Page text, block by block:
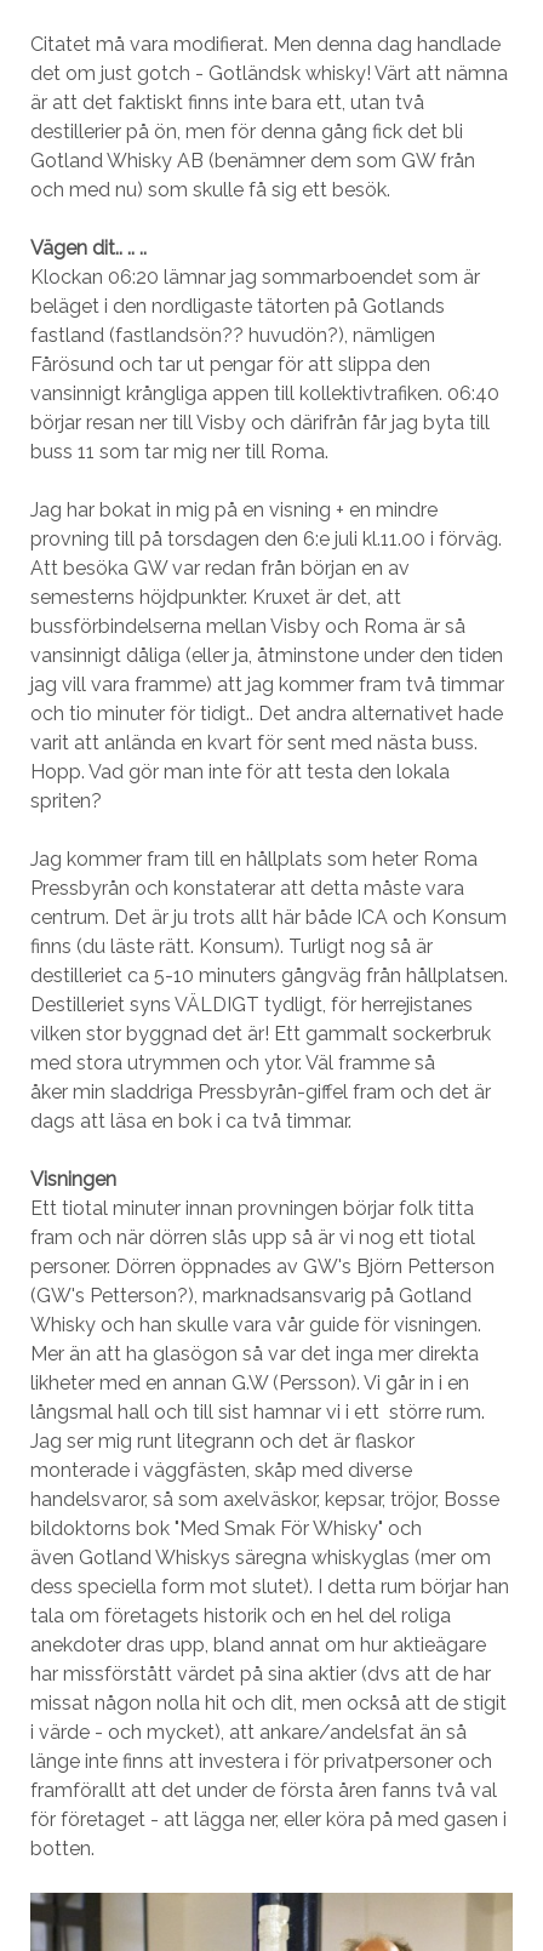
Citatet må vara modifierat. Men denna dag handlade
det om just gotch - Gotländsk whisky! Värt att nämna
är att det faktiskt finns inte bara ett, utan två
destillerier på ön, men för denna gång fick det bli
Gotland Whisky AB (benämner dem som GW från
och med nu) som skulle få sig ett besök.
Vägen dit.. .. ..
Klockan 06:20 lämnar jag sommarboendet som är
beläget i den nordligaste tätorten på Gotlands
fastland (fastlandsön?? huvudön?), nämligen
Fårösund och tar ut pengar för att slippa den
vansinnigt krångliga appen till kollektivtrafiken. 06:40
börjar resan ner till Visby och därifrån får jag byta till
buss 11 som tar mig ner till Roma.
Jag har bokat in mig på en visning + en mindre
provning till på torsdagen den 6:e juli kl.11.00 i förväg.
Att besöka GW var redan från början en av
semesterns höjdpunkter. Kruxet är det, att
bussförbindelserna mellan Visby och Roma är så
vansinnigt dåliga (eller ja, åtminstone under den tiden
jag vill vara framme) att jag kommer fram två timmar
och tio minuter för tidigt.. Det andra alternativet hade
varit att anlända en kvart för sent med nästa buss.
Hopp. Vad gör man inte för att testa den lokala
spriten?
Jag kommer fram till en hållplats som heter Roma
Pressbyrån och konstaterar att detta måste vara
centrum. Det är ju trots allt här både ICA och Konsum
finns (du läste rätt. Konsum). Turligt nog så är
destilleriet ca 5-10 minuters gångväg från hållplatsen.
Destilleriet syns VÄLDIGT tydligt, för herrejistanes
vilken stor byggnad det är! Ett gammalt sockerbruk
med stora utrymmen och ytor. Väl framme så
åker min sladdriga Pressbyrån-giffel fram och det är
dags att läsa en bok i ca två timmar.
Visningen
Ett tiotal minuter innan provningen börjar folk titta
fram och när dörren slås upp så är vi nog ett tiotal
personer. Dörren öppnades av GW's Björn Petterson
(GW's Petterson?), marknadsansvarig på Gotland
Whisky och han skulle vara vår guide för visningen.
Mer än att ha glasögon så var det inga mer direkta
likheter med en annan G.W (Persson). Vi går in i en
långsmal hall och till sist hamnar vi i ett större rum.
Jag ser mig runt litegrann och det är flaskor
monterade i väggfästen, skåp med diverse
handelsvaror, så som axelväskor, kepsar, tröjor, Bosse
bildoktorns bok "Med Smak För Whisky" och
även Gotland Whiskys säregna whiskyglas (mer om
dess speciella form mot slutet). I detta rum börjar han
tala om företagets historik och en hel del roliga
anekdoter dras upp, bland annat om hur aktieägare
har missförstått värdet på sina aktier (dvs att de har
missat någon nolla hit och dit, men också att de stigit
i värde - och mycket), att ankare/andelsfat än så
länge inte finns att investera i för privatpersoner och
framförallt att det under de första åren fanns två val
för företaget - att lägga ner, eller köra på med gasen i
botten.